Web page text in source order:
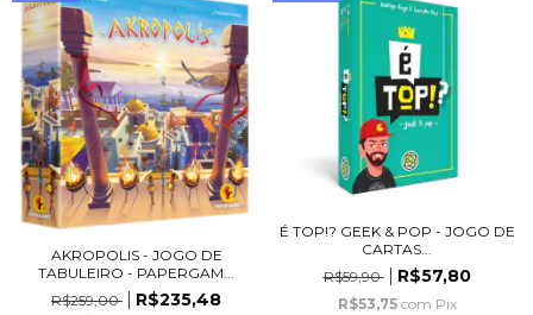
AKROPOLIS - JOGO DE
TABULEIRO - PAPERGAM...
R$259,00
R$235,48
É TOP!? GEEK & POP - JOGO DE
CARTAS...
R$59,90
R$57,80
R$53,75 com Pix